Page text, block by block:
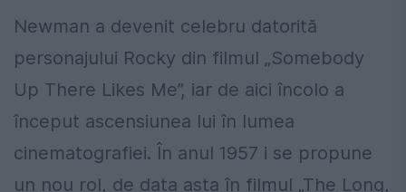
Newman a devenit celebru datorită
personajului Rocky din filmul „Somebody
Up There Likes Me”, iar de aici încolo a
început ascensiunea lui în lumea
cinematografiei. În anul 1957 i se propune
un nou rol, de data asta în filmul „The Long,